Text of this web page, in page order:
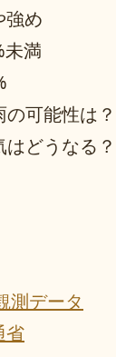
強め
未満
可能性は？
どうなる？
測データ
省